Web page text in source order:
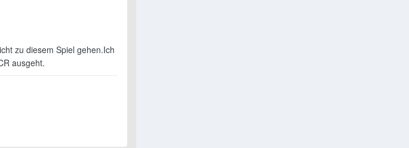
zu diesem Spiel gehen.Ich
ausgeht.